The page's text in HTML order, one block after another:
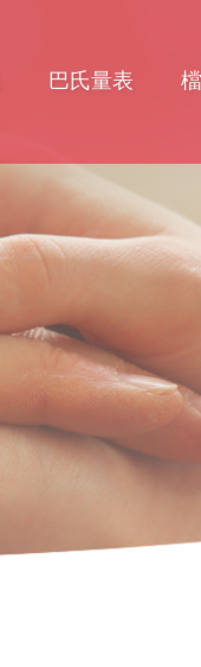
巴氏量表